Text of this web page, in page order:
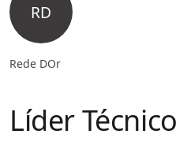
RD
Rede DOr
Líder Técnico